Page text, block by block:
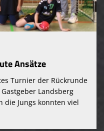
Ansätze
Turnier der Rückrunde
Landsberg
die Jungs konnten viel